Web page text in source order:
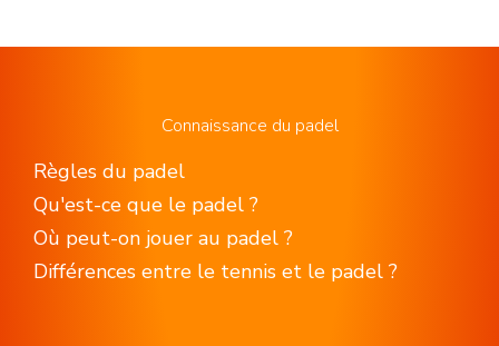
Connaissance du padel
Règles du padel
Qu'est-ce que le padel ?
Où peut-on jouer au padel ?
Différences entre le tennis et le padel ?